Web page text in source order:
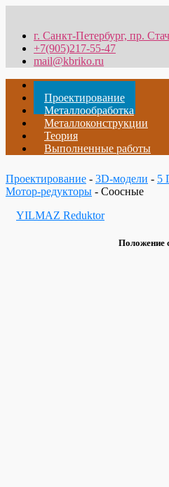
г. Санкт-Петербург, пр.
+7(905)217-55-47
mail@kbriko.ru
Главная
Проектирование
Металлообработка
Металлоконструкции
Теория
Выполненные работы
Проектирование - 3D-модели - 5
Мотор-редукторы - Соосные
YILMAZ Reduktor
Положение